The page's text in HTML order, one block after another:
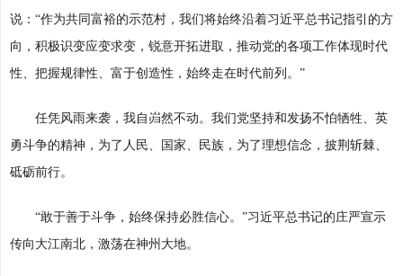
说：“作为共同富裕的示范村，我们将始终沿着习近平总书记指引的方
向，积极识变应变求变，锐意开拓进取，推动党的各项工作体现时代
性、把握规律性、富于创造性，始终走在时代前列。”
任凭风雨来袭，我自岿然不动。我们党坚持和发扬不怕牺牲、英
勇斗争的精神，为了人民、国家、民族，为了理想信念，披荆斩棘、
砥砺前行。
“敢于善于斗争，始终保持必胜信心。”习近平总书记的庄严宣示
传向大江南北，激荡在神州大地。